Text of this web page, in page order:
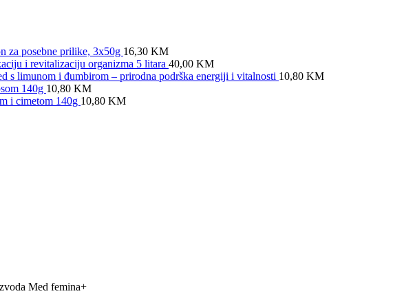
za posebne prilike, 3x50g 16,30 KM
i revitalizaciju organizma 5 litara 40,00 KM
s limunom i đumbirom – prirodna podrška energiji i vitalnosti 10,80 KM
140g 10,80 KM
i cimetom 140g 10,80 KM
Med femina+